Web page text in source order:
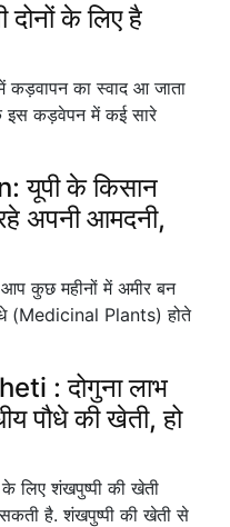
के लिए है
कड़वापन का स्वाद आ जाता
कड़वेपन में कई सारे
यूपी के किसान
अपनी आमदनी,
कुछ महीनों में अमीर बन
(Medicinal Plants) होते
: दोगुना लाभ
पौधे की खेती, हो
लिए शंखपुष्पी की खेती
सकती है. शंखपुष्पी की खेती से